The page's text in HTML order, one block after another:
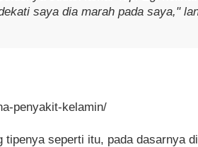
saya dia marah pada saya,"
penyakit-kelamin/
seperti itu, pada dasarnya